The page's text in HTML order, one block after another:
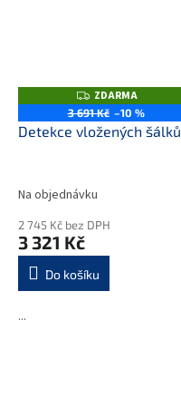
Z
D
A
R
ZDARMA
3 691 Kč –10 %
Detekce vložených šálků
Na objednávku
2 745 Kč bez DPH
3 321 Kč
Do košíku
...